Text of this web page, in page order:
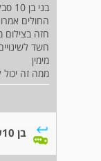
החולים
חזה בצילום
חשד
מימין
ממה זה יכול